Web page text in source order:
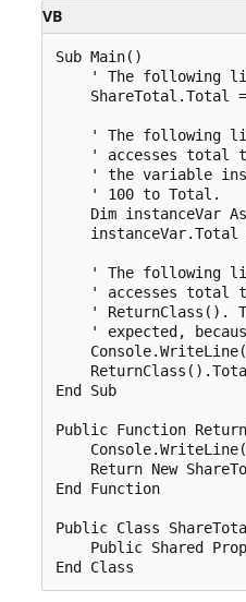
VB
Sub Main()
' The following
ShareTotal.Total
' The following
' accesses total
' the variable
    ' 100 to Total.
Dim instanceVar
instanceVar.Total
' The following
' accesses total
' ReturnClass().
' expected,
End Sub
Public Function
Return New
End Function
Public Class
Public Shared